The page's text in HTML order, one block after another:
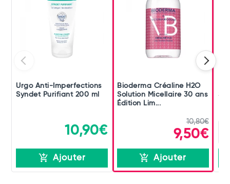
Urgo Anti-Imperfections
Syndet Purifiant 200 ml
10,90€
Ajouter
Bioderma Créaline H2O
Solution Micellaire 30 ans
Édition Lim...
10,80€
9,50€
Ajouter